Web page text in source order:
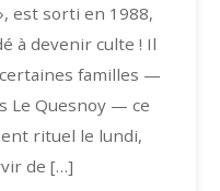
est sorti en 1988,
à devenir culte ! Il
familles —
Le Quesnoy — ce
rituel le lundi,
de […]